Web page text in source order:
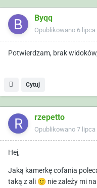
Byqq
Opublikowano 6 lipca
Potwierdzam, brak
Cytuj
rzepetto
Opublikowano 7 lipca
Hej,
Jaką kamerkę cofania
taką z ali 🙂 nie zależy mi